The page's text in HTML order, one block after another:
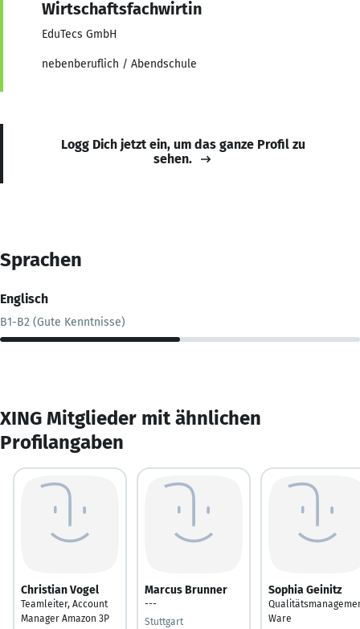
Wirtschaftsfachwirtin
EduTecs GmbH
nebenberuflich / Abendschule
Logg Dich jetzt ein, um das ganze Profil zu
sehen.
Sprachen
Englisch
B1-B2 (Gute Kenntnisse)
XING Mitglieder mit ähnlichen
Profilangaben
Christian Vogel
Teamleiter, Account
Manager Amazon 3P
Marcus Brunner
---
Stuttgart
Sophia Geinitz
Ware